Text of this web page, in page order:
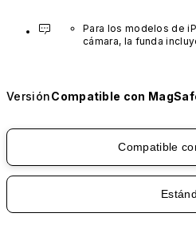
Para los modelos de
cámara, la funda
VersiónCompatible con
Compatible